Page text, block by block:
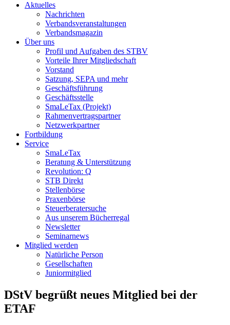
Aktuelles
Nachrichten
Verbandsveranstaltungen
Verbandsmagazin
Über uns
Profil und Aufgaben des STBV
Vorteile Ihrer Mitgliedschaft
Vorstand
Satzung, SEPA und mehr
Geschäftsführung
Geschäftsstelle
SmaLeTax (Projekt)
Rahmenvertragspartner
Netzwerkpartner
Fortbildung
Service
SmaLeTax
Beratung & Unterstützung
Revolution: Q
STB Direkt
Stellenbörse
Praxenbörse
Steuerberatersuche
Aus unserem Bücherregal
Newsletter
Seminarnews
Mitglied werden
Natürliche Person
Gesellschaften
Juniormitglied
DStV begrüßt neues Mitglied bei der
ETAF